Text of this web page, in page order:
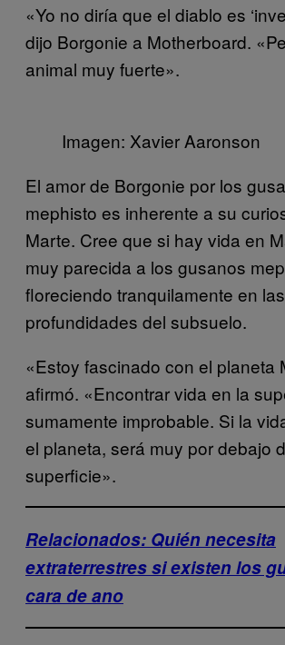
«Yo no diría que el diablo es
dijo Borgonie a Motherboard.
animal muy fuerte».
Imagen: Xavier Aaronson
El amor de Borgonie por los
mephisto es inherente a su
Marte. Cree que si hay vida en
muy parecida a los gusanos
floreciendo tranquilamente en las
profundidades del subsuelo.
«Estoy fascinado con el planeta
afirmó. «Encontrar vida en la
sumamente improbable. Si la
el planeta, será muy por debajo
superficie».
Relacionados: Quién necesita
extraterrestres si existen los
cara de ano